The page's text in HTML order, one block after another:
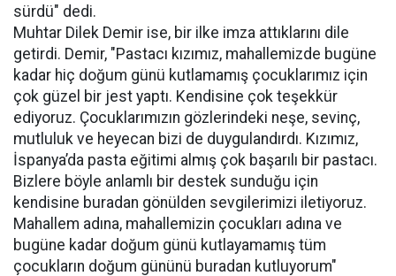
sürdü" dedi.
Muhtar Dilek Demir ise, bir ilke imza attıklarını dile
getirdi. Demir, "Pastacı kızımız, mahallemizde bugüne
kadar hiç doğum günü kutlamamış çocuklarımız için
çok güzel bir jest yaptı. Kendisine çok teşekkür
ediyoruz. Çocuklarımızın gözlerindeki neşe, sevinç,
mutluluk ve heyecan bizi de duygulandırdı. Kızımız,
İspanya’da pasta eğitimi almış çok başarılı bir pastacı.
Bizlere böyle anlamlı bir destek sunduğu için
kendisine buradan gönülden sevgilerimizi iletiyoruz.
Mahallem adına, mahallemizin çocukları adına ve
bugüne kadar doğum günü kutlayamamış tüm
çocukların doğum gününü buradan kutluyorum"